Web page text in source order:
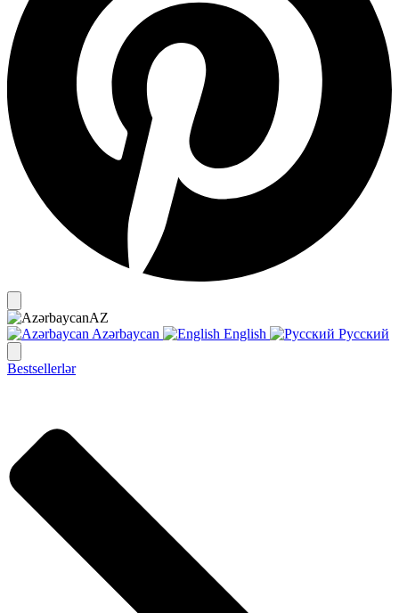
AZ
Azərbaycan
English Русский
Bestsellerlər